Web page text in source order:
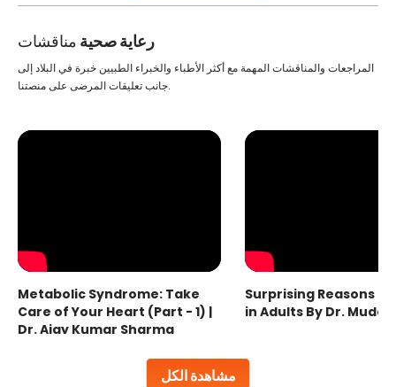
رعاية صحية مناقشات
مشاهدة الكل
المراجعات والمناقشات المهمة مع أكثر الأطباء والخبراء الطبيين خبرة في البلاد إلى
جانب تعليقات المرضى على منصتنا.
Metabolic Syndrome: Take
Care of Your Heart (Part - 1) |
Dr. Ajay Kumar Sharma
Surprising Reasons
in Adults By Dr.